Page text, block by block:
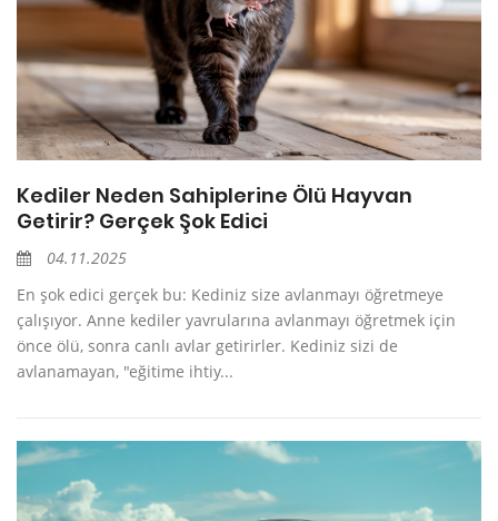
Kediler Neden Sahiplerine Ölü Hayvan
Getirir? Gerçek Şok Edici
04.11.2025
En şok edici gerçek bu: Kediniz size avlanmayı öğretmeye
çalışıyor. Anne kediler yavrularına avlanmayı öğretmek için
önce ölü, sonra canlı avlar getirirler. Kediniz sizi de
avlanamayan, "eğitime ihtiy...